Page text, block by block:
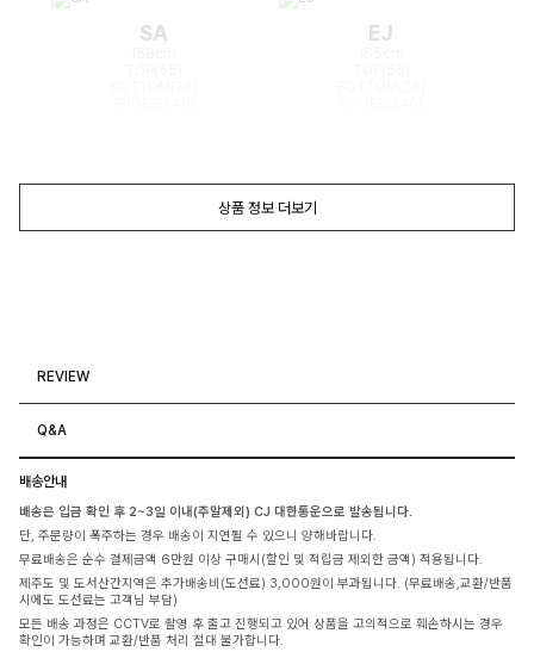
SA EJ
상품 정보 더보기
REVIEW
Q&A
배송안내
배송은 입금 확인 후 2~3일 이내(주말제외) CJ 대한통운으로 발송됩니다.
단, 주문량이 폭주하는 경우 배송이 지연될 수 있으니 양해바랍니다.
무료배송은 순수 결제금액 6만원 이상 구매시(할인 및 적립금 제외한 금액) 적용됩니다.
제주도 및 도서산간지역은 추가배송비(도선료) 3,000원이 부과됩니다. (무료배송,교환/반품
시에도 도선료는 고객님 부담)
모든 배송 과정은 CCTV로 촬영 후 출고 진행되고 있어 상품을 고의적으로 훼손하시는 경우
확인이 가능하며 교환/반품 처리 절대 불가합니다.